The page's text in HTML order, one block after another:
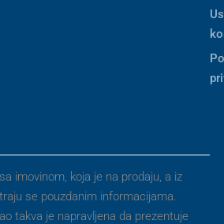
imovinom, koja je na prodaju, a iz
se pouzdanim informacijama.
takva je napravljena da prezentuje